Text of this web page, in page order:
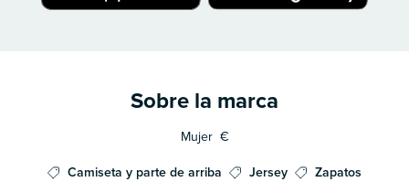
Sobre la marca
Mujer €
Camiseta y parte de arriba Jersey
Zapatos